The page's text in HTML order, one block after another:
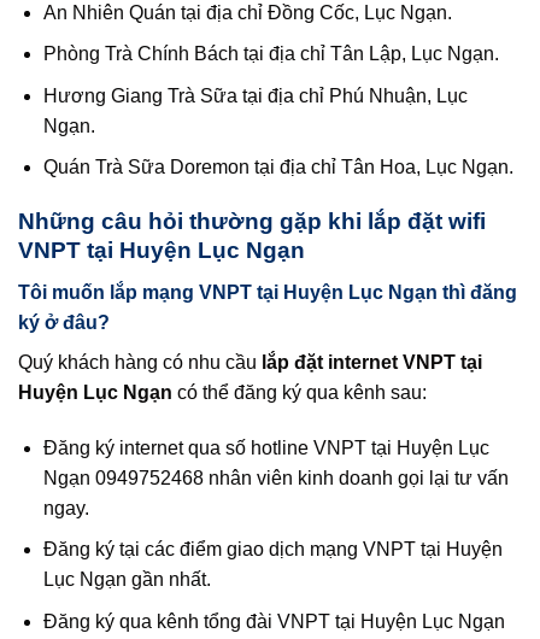
An Nhiên Quán tại địa chỉ Đồng Cốc, Lục Ngạn.
Phòng Trà Chính Bách tại địa chỉ Tân Lập, Lục Ngạn.
Hương Giang Trà Sữa tại địa chỉ Phú Nhuận, Lục
Ngạn.
Quán Trà Sữa Doremon tại địa chỉ Tân Hoa, Lục Ngạn.
Những câu hỏi thường gặp khi lắp đặt wifi
VNPT tại Huyện Lục Ngạn
Tôi muốn lắp mạng VNPT tại Huyện Lục Ngạn thì đăng
ký ở đâu?
Quý khách hàng có nhu cầu lắp đặt internet VNPT tại
Huyện Lục Ngạn có thể đăng ký qua kênh sau:
Đăng ký internet qua số hotline VNPT tại Huyện Lục
Ngạn 0949752468 nhân viên kinh doanh gọi lại tư vấn
ngay.
Đăng ký tại các điểm giao dịch mạng VNPT tại Huyện
Lục Ngạn gần nhất.
Đăng ký qua kênh tổng đài VNPT tại Huyện Lục Ngạn